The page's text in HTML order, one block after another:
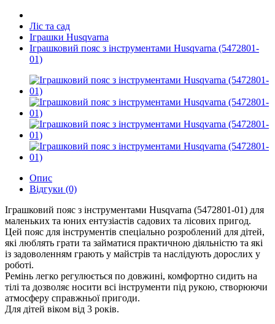
Ліс та сад
Іграшки Husqvarna
Іграшковий пояс з інструментами Husqvarna (5472801-
01)
Опис
Відгуки (0)
Іграшковий пояс з інструментами Husqvarna (5472801-01) для
маленьких та юних ентузіастів садових та лісових пригод.
Цей пояс для інструментів спеціально розроблений для дітей,
які люблять грати та займатися практичною діяльністю та які
із задоволенням грають у майстрів та наслідують дорослих у
роботі.
Ремінь легко регулюється по довжині, комфортно сидить на
тілі та дозволяє носити всі інструменти під рукою, створюючи
атмосферу справжньої пригоди.
Для дітей віком від 3 років.